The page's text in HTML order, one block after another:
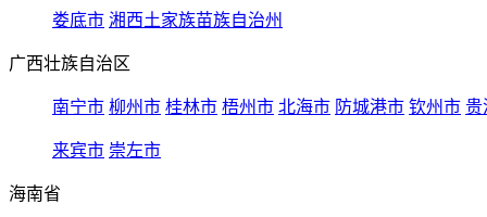
娄底市 湘西土家族苗族自治州
广西壮族自治区
南宁市 柳州市 桂林市 梧州市 北海市 防城港市 钦州市 贵
来宾市 崇左市
海南省